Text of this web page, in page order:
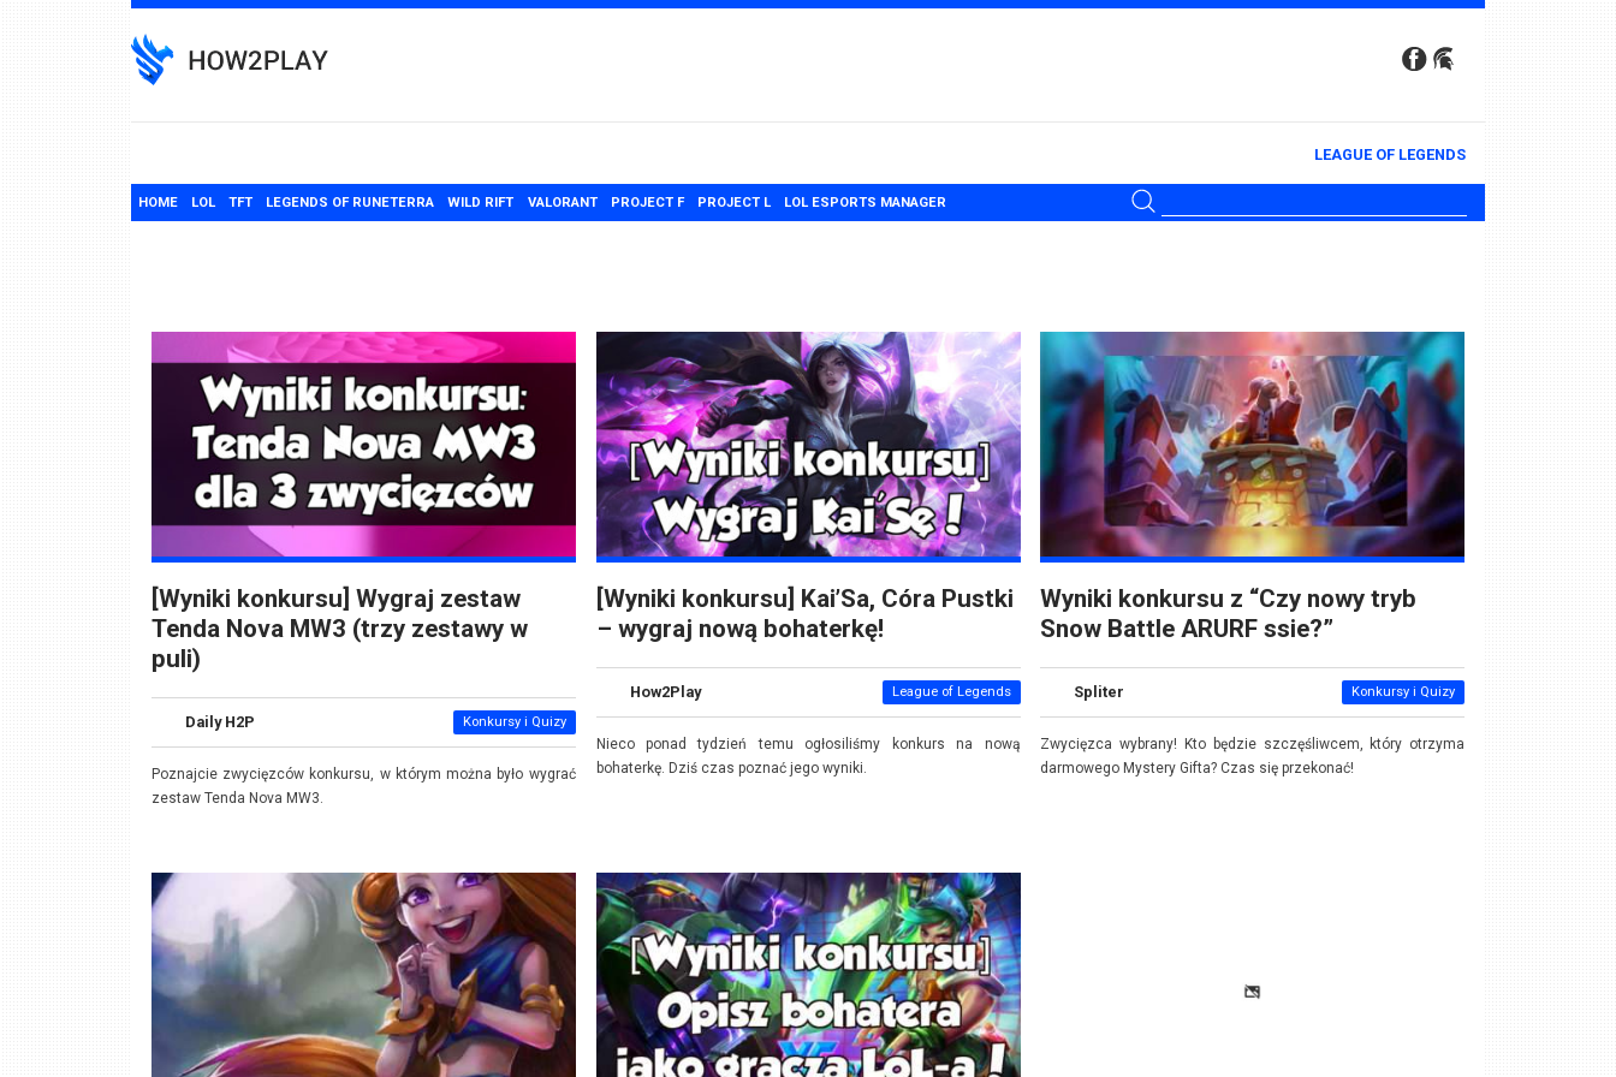
to
content
LEAGUE OF LEGENDS
HOME LOL TFT LEGENDS OF RUNETERRA WILD RIFT VALORANT PROJECT F PROJECT L LOL ESPORTS MANAGER
[Wyniki konkursu] Wygraj zestaw
Tenda Nova MW3 (trzy zestawy w
puli)
Daily H2P Konkursy i Quizy
Poznajcie zwycięzców konkursu, w którym można było wygrać
zestaw Tenda Nova MW3.
[Wyniki konkursu] Kai’Sa, Córa Pustki
– wygraj nową bohaterkę!
How2Play League of Legends
Nieco ponad tydzień temu ogłosiliśmy konkurs na nową
bohaterkę. Dziś czas poznać jego wyniki.
Wyniki konkursu z “Czy nowy tryb
Snow Battle ARURF ssie?”
Spliter Konkursy i Quizy
Zwycięzca wybrany! Kto będzie szczęśliwcem, który otrzyma
darmowego Mystery Gifta? Czas się przekonać!